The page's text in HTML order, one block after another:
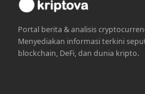
Portal berita & analisis
Menyediakan informasi terkini
blockchain, DeFi, dan dunia kripto.